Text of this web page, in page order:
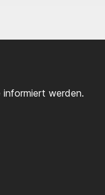
informiert werden.